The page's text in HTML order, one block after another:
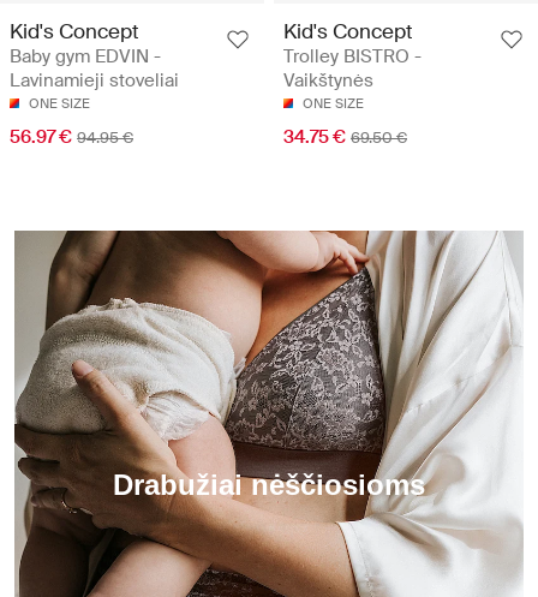
Kid's Concept
Baby gym EDVIN -
Lavinamieji stoveliai
ONE SIZE
56.97 € 94.95 €
Kid's Concept
Trolley BISTRO -
Vaikštynės
ONE SIZE
34.75 € 69.50 €
Drabužiai nėščiosioms